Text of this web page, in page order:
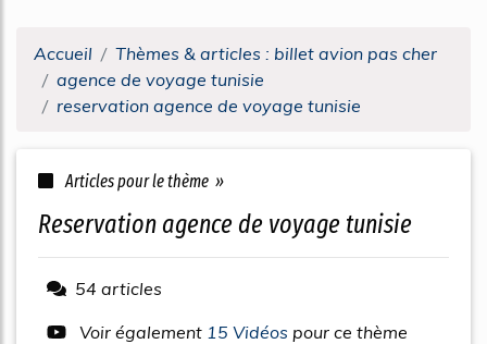
Accueil
Thèmes & articles : billet avion pas cher
agence de voyage tunisie
reservation agence de voyage tunisie
Articles pour le thème »
reservation agence de voyage tunisie
54 articles
Voir également 15 Vidéos pour ce thème